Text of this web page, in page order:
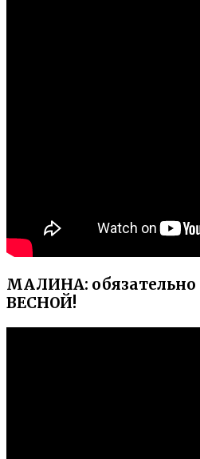
МАЛИНА: обязательно
ВЕСНОЙ!